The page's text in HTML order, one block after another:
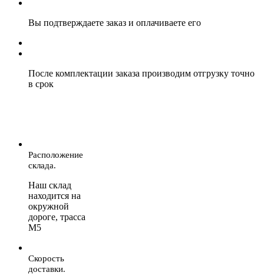
Вы подтверждаете заказ и оплачиваете его
После комплектации заказа производим отгрузку точно
в срок
Расположение
склада.
Наш склад
находится на
окружной
дороге, трасса
М5
Скорость
доставки.